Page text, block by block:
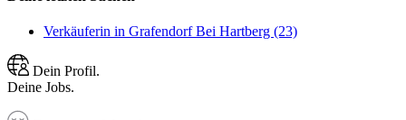
Verkäuferin in Grafendorf Bei Hartberg (23)
Dein Profil.
Deine Jobs.